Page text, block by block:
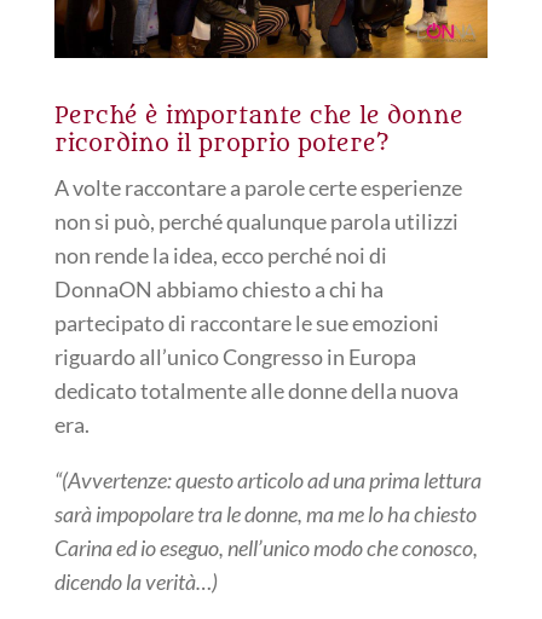
Perché è importante che le donne
ricordino il proprio potere?
A volte raccontare a parole certe esperienze
non si può, perché qualunque parola utilizzi
non rende la idea, ecco perché noi di
DonnaON abbiamo chiesto a chi ha
partecipato di raccontare le sue emozioni
riguardo all’unico Congresso in Europa
dedicato totalmente alle donne della nuova
era.
“(Avvertenze: questo articolo ad una prima lettura
sarà impopolare tra le donne, ma me lo ha chiesto
Carina ed io eseguo, nell’unico modo che conosco,
dicendo la verità…)